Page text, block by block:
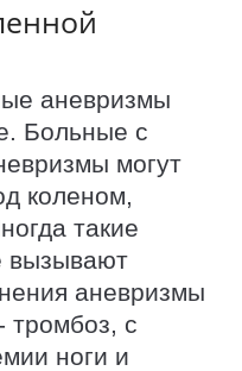
аневризмы
Больные с
могут
коленом,
такие
вызывают
аневризмы
тромбоз, с
ноги и